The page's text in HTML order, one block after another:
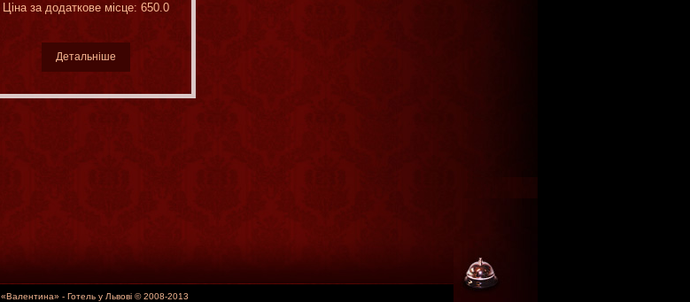
Ціна за додаткове місце: 650.0
Детальніше
«Валентина» - Готель у Львові © 2008-2013